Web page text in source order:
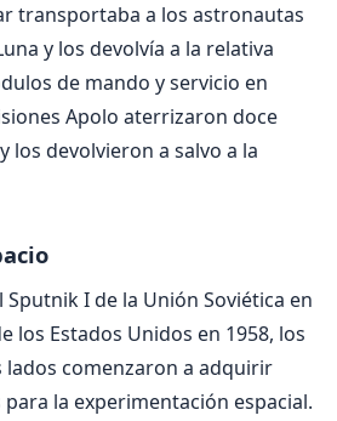
transportaba a los astronautas
y los devolvía a la relativa
de mando y servicio en
Apolo aterrizaron doce
los devolvieron a salvo a la
Sputnik I de la Unión Soviética en
los Estados Unidos en 1958, los
lados comenzaron a adquirir
la experimentación espacial.